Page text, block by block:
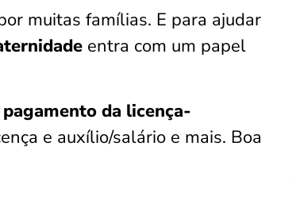
muitas famílias. E para ajudar
entra com um papel
da licença-
e auxílio/salário e mais. Boa